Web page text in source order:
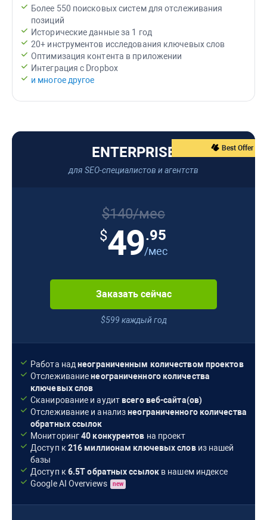
Более 550 поисковых систем для отслеживания
позиций
Исторические данные за 1 год
20+ инструментов исследования ключевых слов
Оптимизация контента в приложении
Интеграция с Dropbox
и многое другое
Best Offer
ENTERPRISE
для SEO-специалистов и агентств
$140/мес
$49.95
/мес
Заказать сейчас
$599 каждый год
Работа наднеограниченным количеством проектов
Отслеживаниенеограниченного количества
ключевых слов
Сканирование и аудитвсего веб-сайта(ов)
Отслеживание и анализнеограниченного количества
обратных ссылок
Мониторинг40 конкурентов на проект
Доступ к 216 миллионам ключевых словиз нашей
базы
Доступ к 6.5Tобратных ссылокв нашем индексе
Google AI Overviews
new